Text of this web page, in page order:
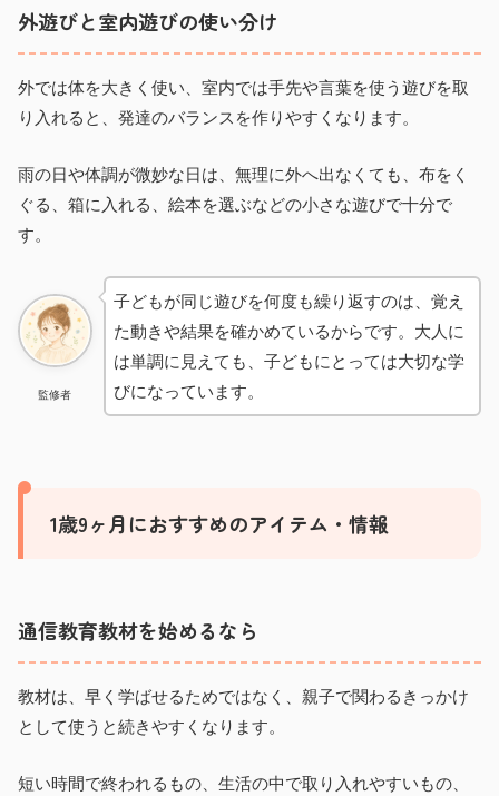
外遊びと室内遊びの使い分け
外では体を大きく使い、室内では手先や言葉を使う遊びを取
り入れると、発達のバランスを作りやすくなります。
雨の日や体調が微妙な日は、無理に外へ出なくても、布をく
ぐる、箱に入れる、絵本を選ぶなどの小さな遊びで十分で
す。
監修者
子どもが同じ遊びを何度も繰り返すのは、覚え
た動きや結果を確かめているからです。大人に
は単調に見えても、子どもにとっては大切な学
びになっています。
1歳9ヶ月におすすめのアイテム・情報
通信教育教材を始めるなら
教材は、早く学ばせるためではなく、親子で関わるきっかけ
として使うと続きやすくなります。
短い時間で終われるもの、生活の中で取り入れやすいもの、